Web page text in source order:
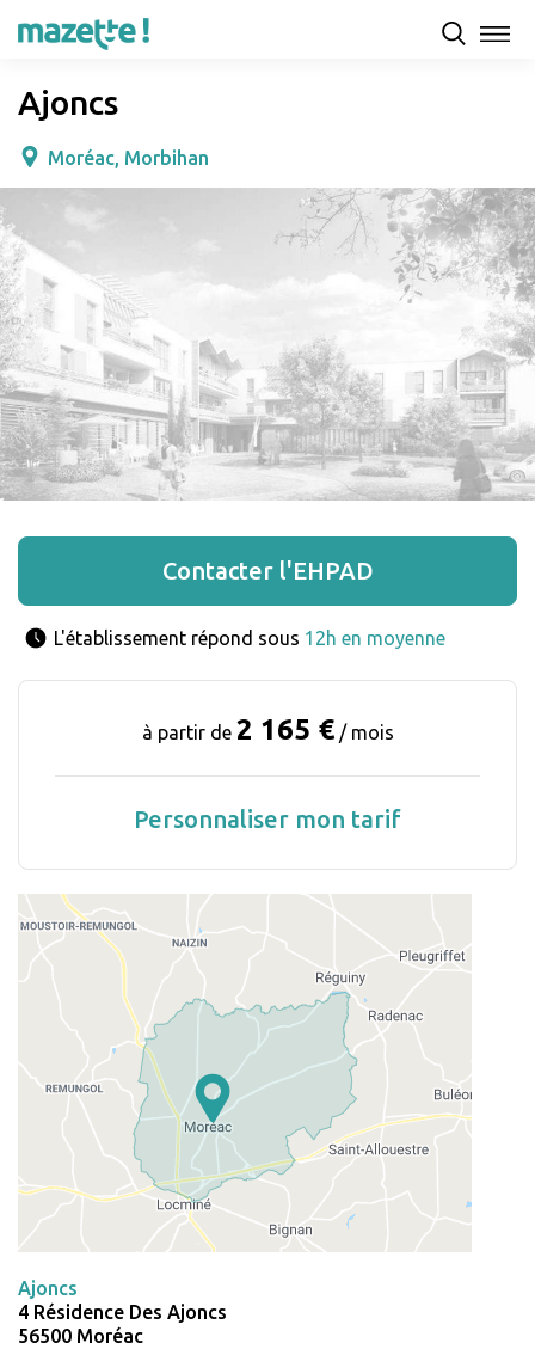
Ajoncs
Moréac, Morbihan
Contacter l'EHPAD
L'établissement répond sous 12h en moyenne
à partir de 2 165 €/ mois
Personnaliser mon tarif
Ajoncs
4 Résidence Des Ajoncs
56500 Moréac